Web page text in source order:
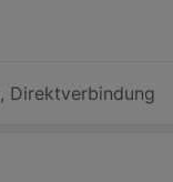
, Direktverbindung